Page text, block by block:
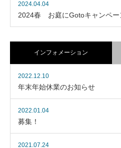
重厚な瓦屋根を有する平
屋の邸宅
瓦屋根に合わせたタイルと木
目調フェンスの色彩
2024.04.04
2024春 お庭にGotoキャンペー
インフォメーション
2022.12.10
年末年始休業のお知らせ
2022.01.04
募集！
2021.07.24